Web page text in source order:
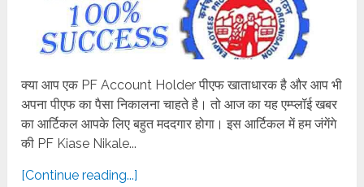
क्या आप एक PF Account Holder पीएफ खाताधारक है और आप भी
अपना पीएफ का पैसा निकालना चाहते है। तो आज का यह एम्प्लॉई खबर
का आर्टिकल आपके लिए बहुत मददगार होगा। इस आर्टिकल में हम जंगेंगे
की PF Kiase Nikale...
[Continue reading...]